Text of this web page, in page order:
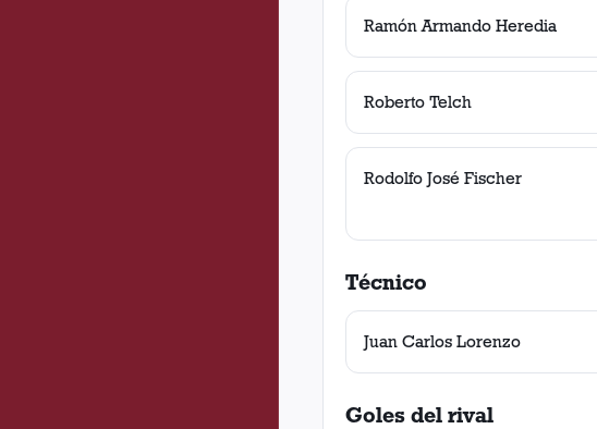
Ramón Armando Heredia
Roberto Telch
Rodolfo José Fischer
Técnico
Juan Carlos Lorenzo
Goles del rival